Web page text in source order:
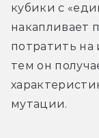
кубики с
накапливает
потратить на
тем он
мутации.